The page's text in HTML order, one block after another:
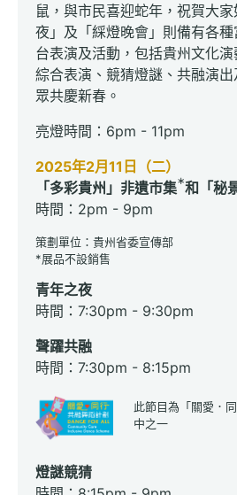
鼠，與市民喜迎蛇年，祝賀大
夜」及「綵燈晚會」則備有各
台表演及活動，包括貴州文化
綜合表演、競猜燈謎、共融演
眾共慶新春。
亮燈時間：6pm - 11pm
2025年2月11日（二）
「多彩貴州」非遺市集＊和 「
時間：2pm - 9pm
策劃單位：貴州省委宣傳部
*展品不設銷售
青年之夜
時間：7:30pm - 9:30pm
聲躍共融
時間：7:30pm - 8:15pm
此節目為「關愛．
中之一
燈謎競猜